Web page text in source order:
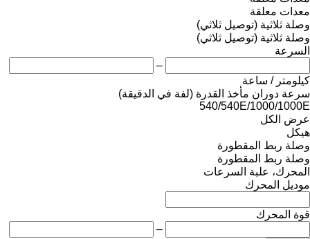
معدات معلقة
وصلة ثلاثية (توصيل ثلاثي)
وصلة ثلاثية (توصيل ثلاثي)
السرعة
–
كيلومتر / ساعة
سرعة دوران مأخذ القدرة (لفة في الدقيقة)
540/540E/1000/1000E
عرض الكل
هيكل
وصلة ربط المقطورة
وصلة ربط المقطورة
المحرك، علبة السرعات
موديل المحرك
قوة المحرك
–